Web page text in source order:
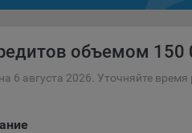
объемом 150
6 августа 2026. Уточняйте время